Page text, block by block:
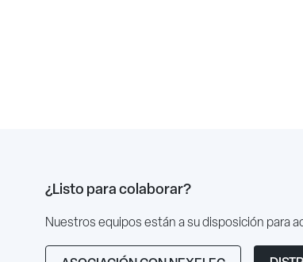
¿Listo para colaborar?
Nuestros equipos están a su disposición para